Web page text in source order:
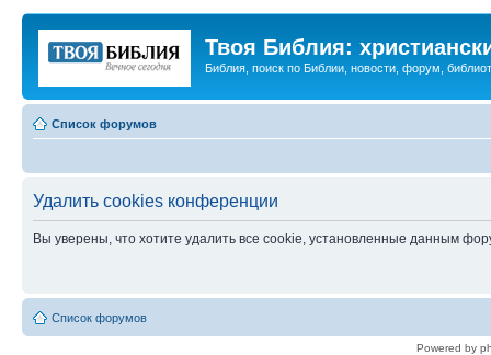
Твоя Библия:
Библия, поиск по Библии, новости, форум,
Список форумов
Удалить cookies конференции
Вы уверены, что хотите удалить все cookie, установленные данным
Список форумов
Powered by